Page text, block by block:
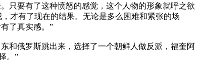
只要有了这种愤怒的感觉，这个人物的形象就呼之欲
才有了现在的结果。无论是多么困难和紧张的场
了真实感。”
俄罗斯跳出来，选择了一个朝鲜人做反派，福奎阿
。”